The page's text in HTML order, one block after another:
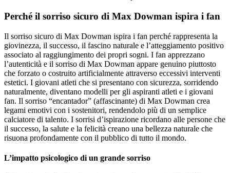
Perché il sorriso sicuro di Max Dowman ispira i fan
Il sorriso sicuro di Max Dowman ispira i fan perché rappresenta la
giovinezza, il successo, il fascino naturale e l’atteggiamento positivo
associato al raggiungimento dei propri sogni. I fan apprezzano
l’autenticità e il sorriso di Max Dowman appare genuino piuttosto
che forzato o costruito artificialmente attraverso eccessivi interventi
estetici. I giovani atleti che si presentano con sicurezza, sorridendo
naturalmente, diventano modelli per gli aspiranti atleti e i giovani
fan. Il sorriso “encantador” (affascinante) di Max Dowman crea
legami emotivi con i sostenitori, rendendolo più di un semplice
calciatore di talento. I sorrisi d’ispirazione ricordano alle persone che
il successo, la salute e la felicità creano una bellezza naturale che
risuona profondamente con il pubblico di tutto il mondo.
L’impatto psicologico di un grande sorriso